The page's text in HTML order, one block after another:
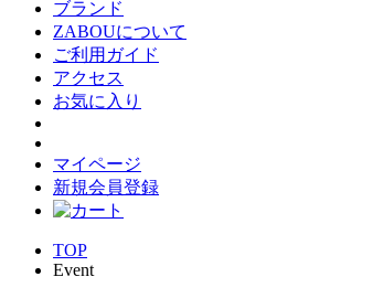
ブランド
ZABOUについて
ご利用ガイド
アクセス
お気に入り
マイページ
新規会員登録
TOP
Event